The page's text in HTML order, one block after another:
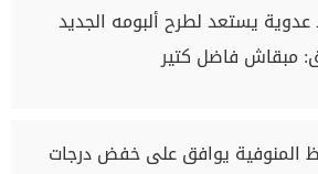
يستعد لطرح ألبومه الجديد
مبقاش فاضل كتير
المنوفية يوافق على خفض درجات